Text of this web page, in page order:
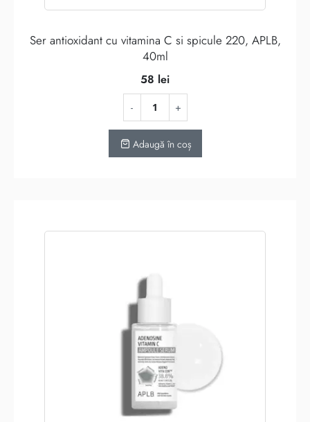
Ser antioxidant cu vitamina C si spicule 220, APLB,
40ml
58 lei
Adaugă în coș